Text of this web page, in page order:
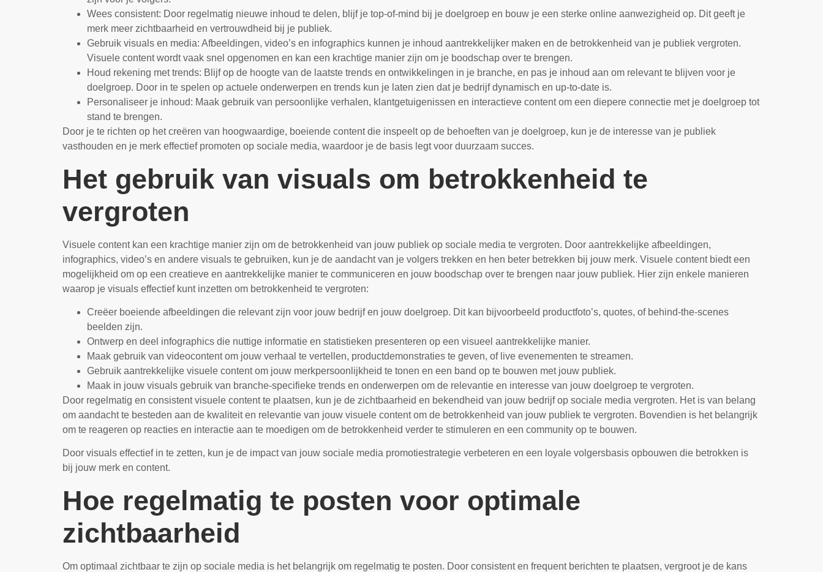
Wees consistent: Door regelmatig nieuwe inhoud te delen, blijf je top-of-mind bij je doelgroep en bouw je een sterke online aanwezigheid op. Dit geeft je
merk meer zichtbaarheid en vertrouwdheid bij je publiek.
Gebruik visuals en media: Afbeeldingen, video’s en infographics kunnen je inhoud aantrekkelijker maken en de betrokkenheid van je publiek vergroten.
Visuele content wordt vaak snel opgenomen en kan een krachtige manier zijn om je boodschap over te brengen.
Houd rekening met trends: Blijf op de hoogte van de laatste trends en ontwikkelingen in je branche, en pas je inhoud aan om relevant te blijven voor je
doelgroep. Door in te spelen op actuele onderwerpen en trends kun je laten zien dat je bedrijf dynamisch en up-to-date is.
Personaliseer je inhoud: Maak gebruik van persoonlijke verhalen, klantgetuigenissen en interactieve content om een diepere connectie met je doelgroep tot
stand te brengen.
Door je te richten op het creëren van hoogwaardige, boeiende content die inspeelt op de behoeften van je doelgroep, kun je de interesse van je publiek
vasthouden en je merk effectief promoten op sociale media, waardoor je de basis legt voor duurzaam succes.
Het gebruik van visuals om betrokkenheid te
vergroten
Visuele content kan een krachtige manier zijn om de betrokkenheid van jouw publiek op sociale media te vergroten. Door aantrekkelijke afbeeldingen,
infographics, video’s en andere visuals te gebruiken, kun je de aandacht van je volgers trekken en hen beter betrekken bij jouw merk. Visuele content biedt een
mogelijkheid om op een creatieve en aantrekkelijke manier te communiceren en jouw boodschap over te brengen naar jouw publiek. Hier zijn enkele manieren
waarop je visuals effectief kunt inzetten om betrokkenheid te vergroten:
Creëer boeiende afbeeldingen die relevant zijn voor jouw bedrijf en jouw doelgroep. Dit kan bijvoorbeeld productfoto’s, quotes, of behind-the-scenes
beelden zijn.
Ontwerp en deel infographics die nuttige informatie en statistieken presenteren op een visueel aantrekkelijke manier.
Maak gebruik van videocontent om jouw verhaal te vertellen, productdemonstraties te geven, of live evenementen te streamen.
Gebruik aantrekkelijke visuele content om jouw merkpersoonlijkheid te tonen en een band op te bouwen met jouw publiek.
Maak in jouw visuals gebruik van branche-specifieke trends en onderwerpen om de relevantie en interesse van jouw doelgroep te vergroten.
Door regelmatig en consistent visuele content te plaatsen, kun je de zichtbaarheid en bekendheid van jouw bedrijf op sociale media vergroten. Het is van belang
om aandacht te besteden aan de kwaliteit en relevantie van jouw visuele content om de betrokkenheid van jouw publiek te vergroten. Bovendien is het belangrijk
om te reageren op reacties en interactie aan te moedigen om de betrokkenheid verder te stimuleren en een community op te bouwen.
Door visuals effectief in te zetten, kun je de impact van jouw sociale media promotiestrategie verbeteren en een loyale volgersbasis opbouwen die betrokken is
bij jouw merk en content.
Hoe regelmatig te posten voor optimale
zichtbaarheid
Om optimaal zichtbaar te zijn op sociale media is het belangrijk om regelmatig te posten. Door consistent en frequent berichten te plaatsen, vergroot je de kans